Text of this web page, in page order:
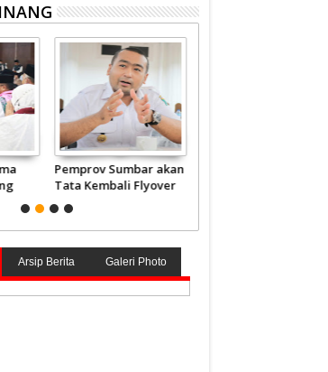
4
Akan Siapkan
Ranperda, Gubernur
Mahyeldi Sebut Kata
Kunci Soal Gambir
Arsip Berita Galeri Photo